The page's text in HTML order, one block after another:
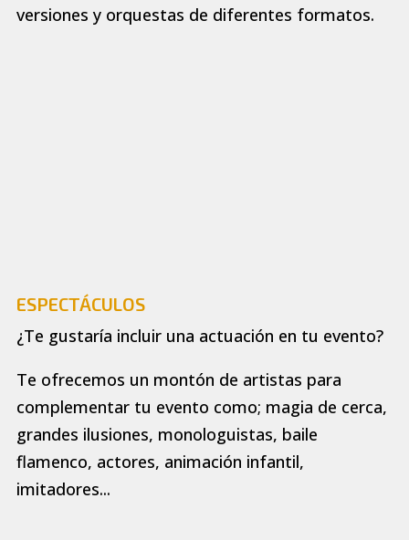
versiones y orquestas de diferentes formatos.
ESPECTÁCULOS
¿Te gustaría incluir una actuación en tu evento?
Te ofrecemos un montón de artistas para
complementar tu evento como; magia de cerca,
grandes ilusiones, monologuistas, baile
flamenco, actores, animación infantil,
imitadores...